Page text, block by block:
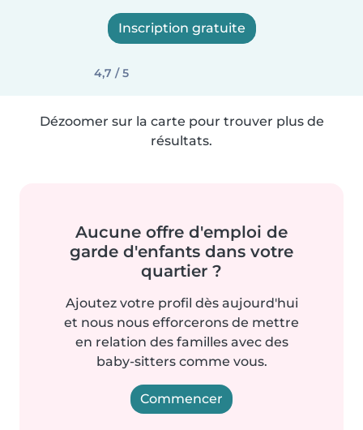
Inscription gratuite
4,7 / 5
Dézoomer sur la carte pour trouver plus de
résultats.
Aucune offre d'emploi de
garde d'enfants dans votre
quartier ?
Ajoutez votre profil dès aujourd'hui
et nous nous efforcerons de mettre
en relation des familles avec des
baby-sitters comme vous.
Commencer